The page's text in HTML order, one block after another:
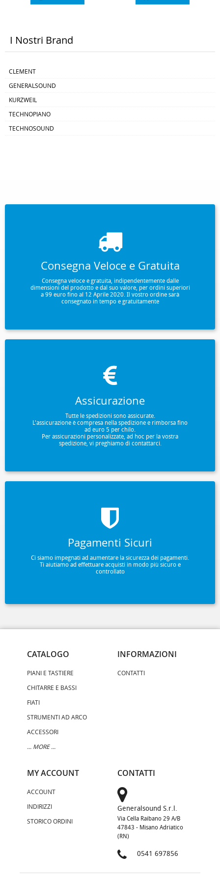
superfici..caratteristiche dimensioni
I Nostri Brand
CLEMENT
GENERALSOUND
KURZWEIL
TECHNOPIANO
TECHNOSOUND
Consegna Veloce e Gratuita
Consegna veloce e gratuita, indipendentemente dalle
dimensioni del prodotto e dal suo valore, per ordini superiori
a 99 euro fino al 12 Aprile 2020. Il vostro ordine sarà
consegnato in tempo e gratuitamente
Assicurazione
Tutte le spedizioni sono assicurate.
L'assicurazione è compresa nella spedizione e rimborsa fino
ad euro 5 per chilo.
Per assicurazioni personalizzate, ad hoc per la vostra
spedizione, vi preghiamo di contattarci.
Pagamenti Sicuri
Ci siamo impegnati ad aumentare la sicurezza dei pagamenti.
Ti aiutiamo ad effettuare acquisti in modo più sicuro e
controllato
CATALOGO
PIANI E TASTIERE
CHITARRE E BASSI
FIATI
STRUMENTI AD ARCO
ACCESSORI
... MORE ...
INFORMAZIONI
CONTATTI
MY ACCOUNT
ACCOUNT
INDIRIZZI
STORICO ORDINI
CONTATTI
Generalsound S.r.l.
Via Cella Raibano 29 A/B
47843 - Misano Adriatico
(RN)
0541 697856